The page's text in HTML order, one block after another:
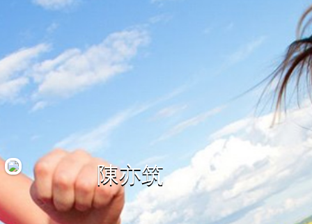
搜尋景點
好康優惠
最新留言
商家合作
陳亦筑